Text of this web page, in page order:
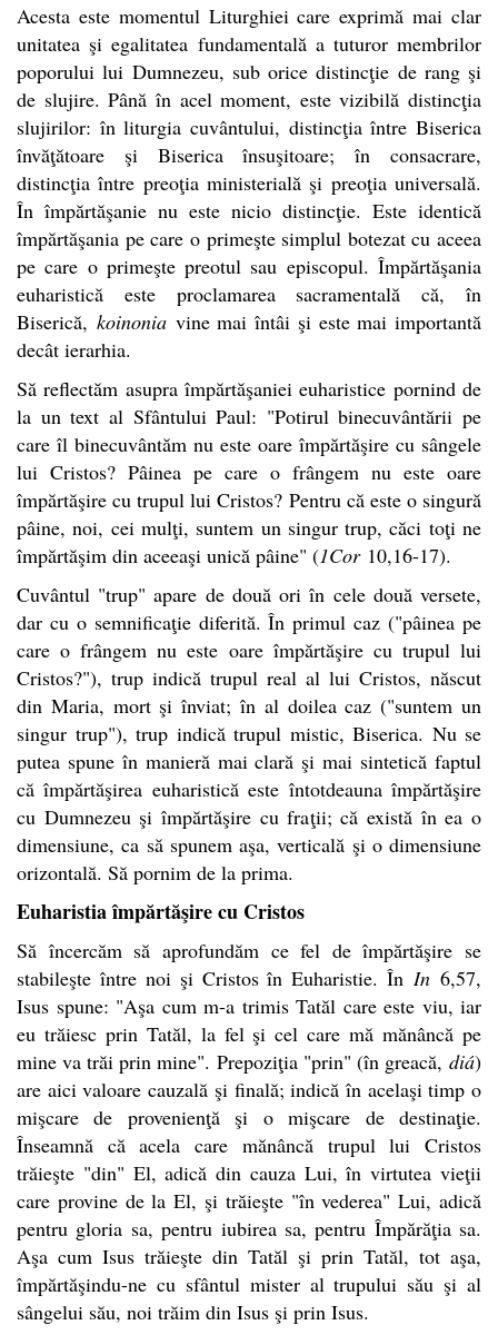
Acesta este momentul Liturghiei care exprimă mai clar
unitatea şi egalitatea fundamentală a tuturor membrilor
poporului lui Dumnezeu, sub orice distincţie de rang şi
de slujire. Până în acel moment, este vizibilă distincţia
slujirilor: în liturgia cuvântului, distincţia între Biserica
învăţătoare şi Biserica însuşitoare; în consacrare,
distincţia între preoţia ministerială şi preoţia universală.
În împărtăşanie nu este nicio distincţie. Este identică
împărtăşania pe care o primeşte simplul botezat cu aceea
pe care o primeşte preotul sau episcopul. Împărtăşania
euharistică este proclamarea sacramentală că, în
Biserică, koinoniavine mai întâi şi este mai importantă
decât ierarhia.
Să reflectăm asupra împărtăşaniei euharistice pornind de
la un text al Sfântului Paul: "Potirul binecuvântării pe
care îl binecuvântăm nu este oare împărtăşire cu sângele
lui Cristos? Pâinea pe care o frângem nu este oare
împărtăşire cu trupul lui Cristos? Pentru că este o singură
pâine, noi, cei mulţi, suntem un singur trup, căci toţi ne
împărtăşim din aceeaşi unică pâine" (1Cor10,16-17).
Cuvântul "trup" apare de două ori în cele două versete,
dar cu o semnificaţie diferită. În primul caz ("pâinea pe
care o frângem nu este oare împărtăşire cu trupul lui
Cristos?"), trup indică trupul real al lui Cristos, născut
din Maria, mort şi înviat; în al doilea caz ("suntem un
singur trup"), trup indică trupul mistic, Biserica. Nu se
putea spune în manieră mai clară şi mai sintetică faptul
că împărtăşirea euharistică este întotdeauna împărtăşire
cu Dumnezeu şi împărtăşire cu fraţii; că există în ea o
dimensiune, ca să spunem aşa, verticală şi o dimensiune
orizontală. Să pornim de la prima.
Euharistia împărtăşire cu Cristos
Să încercăm să aprofundăm ce fel de împărtăşire se
stabileşte între noi şi Cristos în Euharistie. În In 6,57,
Isus spune: "Aşa cum m-a trimis Tatăl care este viu, iar
eu trăiesc prin Tatăl, la fel şi cel care mă mănâncă pe
mine va trăi prin mine". Prepoziţia "prin" (în greacă, diá)
are aici valoare cauzală şi finală; indică în acelaşi timp o
mişcare de provenienţă şi o mişcare de destinaţie.
Înseamnă că acela care mănâncă trupul lui Cristos
trăieşte "din" El, adică din cauza Lui, în virtutea vieţii
care provine de la El, şi trăieşte "în vederea" Lui, adică
pentru gloria sa, pentru iubirea sa, pentru Împărăţia sa.
Aşa cum Isus trăieşte din Tatăl şi prin Tatăl, tot aşa,
împărtăşindu-ne cu sfântul mister al trupului său şi al
sângelui său, noi trăim din Isus şi prin Isus.